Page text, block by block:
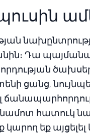
Դա
ծախսերի
ցանց,
հատուկ
կարող եք